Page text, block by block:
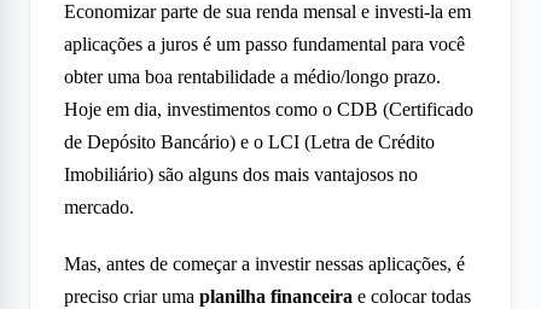
Economizar parte de sua renda mensal e investi-la em
aplicações a juros é um passo fundamental para você
obter uma boa rentabilidade a médio/longo prazo.
Hoje em dia, investimentos como o CDB (Certificado
de Depósito Bancário) e o LCI (Letra de Crédito
Imobiliário) são alguns dos mais vantajosos no
mercado.
Mas, antes de começar a investir nessas aplicações, é
preciso criar uma planilha financeira e colocar todas